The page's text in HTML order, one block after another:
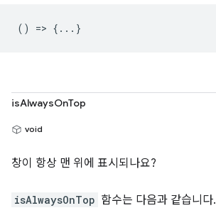
() => {...}
isAlwaysOnTop
void
창이 항상 맨 위에 표시되나요?
isAlwaysOnTop 함수는 다음과 같습니다.